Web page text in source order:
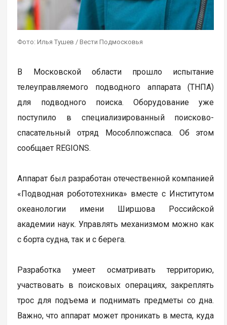
Фото: Илья Тушев / Вести Подмосковья
В Московской области прошло испытание
телеуправляемого подводного аппарата (ТНПА)
для подводного поиска. Оборудование уже
поступило в специализированный поисково-
спасательный отряд Мособлпожспаса. Об этом
сообщает REGIONS.
Аппарат был разработан отечественной компанией
«Подводная робототехника» вместе с Институтом
океанологии имени Ширшова Российской
академии наук. Управлять механизмом можно как
с борта судна, так и с берега.
Разработка умеет осматривать территорию,
участвовать в поисковых операциях, закреплять
трос для подъема и поднимать предметы со дна.
Важно, что аппарат может проникать в места, куда